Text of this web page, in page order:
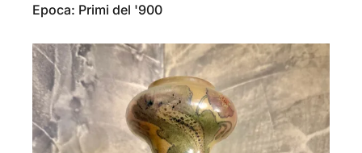
Epoca: Primi del '900